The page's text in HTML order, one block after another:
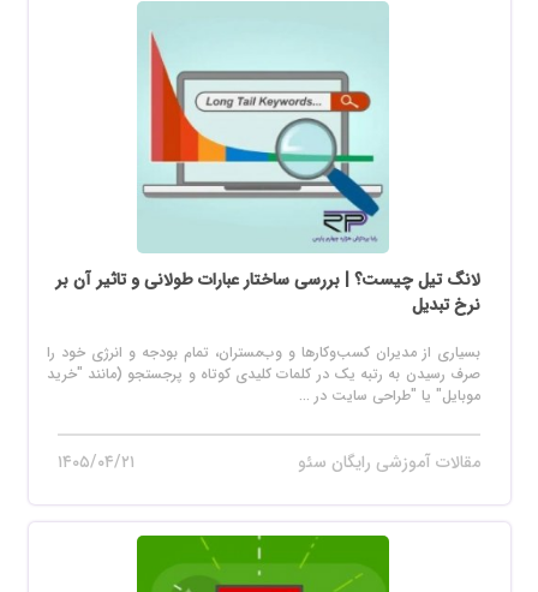
لانگ تیل چیست؟ | بررسی ساختار عبارات طولانی و تاثیر آن بر
نرخ تبدیل
بسیاری از مدیران کسب‌وکارها و وب‌مستران، تمام بودجه و انرژی خود را
صرف رسیدن به رتبه یک در کلمات کلیدی کوتاه و پرجستجو (مانند "خرید
موبایل" یا "طراحی سایت در ...
مقالات آموزشی رایگان سئو ۱۴۰۵/۰۴/۲۱